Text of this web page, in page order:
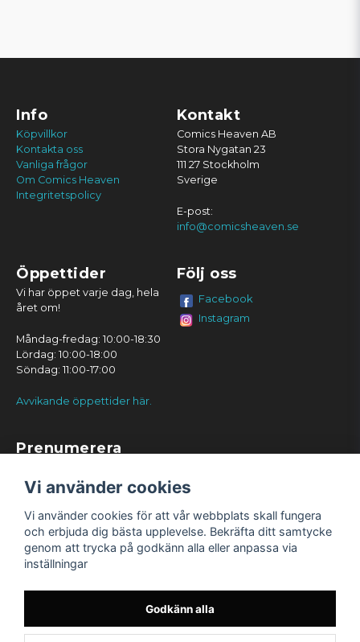
Info
Köpvillkor
Kontakta oss
Vanliga frågor
Om Comics Heaven
Integritetspolicy
Kontakt
Comics Heaven AB
Stora Nygatan 23
111 27 Stockholm
Sverige
E-post:
info@comicsheaven.se
Öppettider
Vi har öppet varje dag, hela
året om!
Måndag-fredag: 10:00-18:30
Lördag: 10:00-18:00
Söndag: 11:00-17:00
Avvikande öppettider här.
Följ oss
Facebook
Instagram
Prenumerera
Vi använder cookies
Vi använder cookies för att vår webbplats skall fungera
och erbjuda dig bästa upplevelse. Bekräfta ditt samtycke
genom att trycka på godkänn alla eller anpassa via
inställningar
Godkänn alla